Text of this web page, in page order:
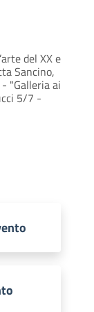
del XX e
Sancino,
"Galleria ai
5/7 -